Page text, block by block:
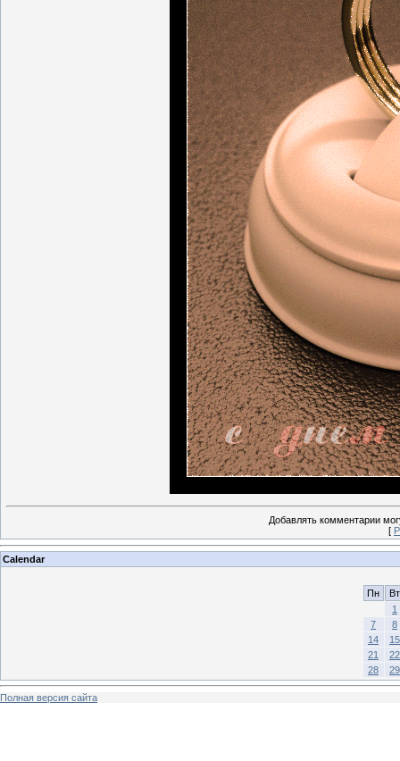
Добавлять комментарии
[
Calendar
Пн
Вт
1
7
8
14
15
21
22
28
29
Полная версия сайта